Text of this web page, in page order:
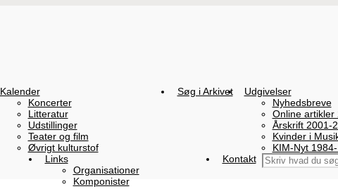
Kalender
Koncerter
Litteratur
Udstillinger
Teater og film
Øvrigt kulturstof
Søg i Arkivet
Udgivelser
Nyhedsbreve
Online artikler
Årskrift 2001-
Kvinder i
KIM-Nyt
Links
Organisationer
Komponister
Kontakt